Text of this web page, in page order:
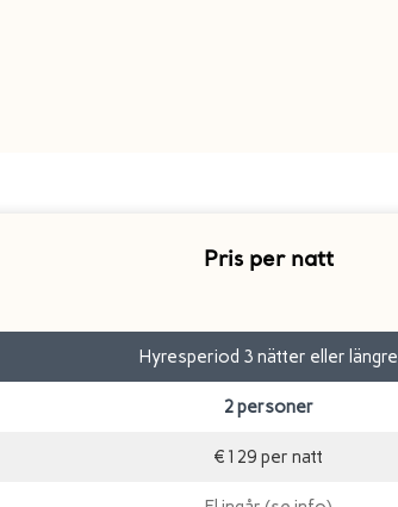
Pris per natt
Hyresperiod 3 nätter eller längre
2 personer
€129 per natt